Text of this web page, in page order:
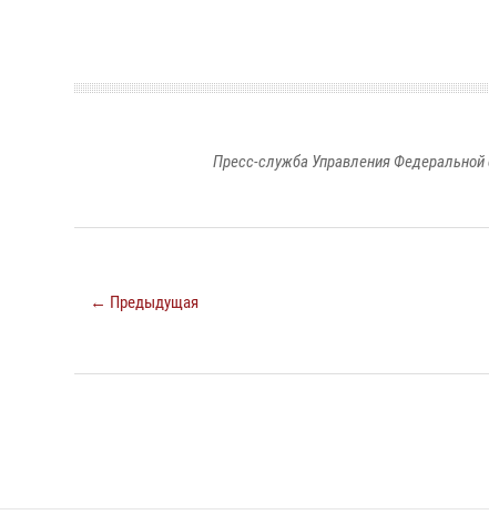
Пресс-служба Управления
← Предыдущая